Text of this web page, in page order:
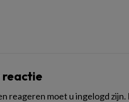
reactie
reageren moet u ingelogd